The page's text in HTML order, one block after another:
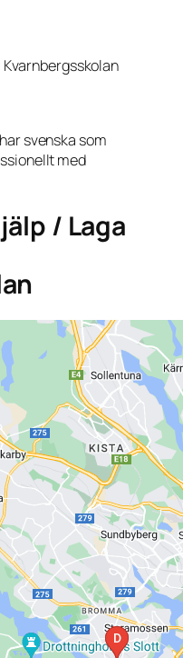
svenska som
med
/ Laga